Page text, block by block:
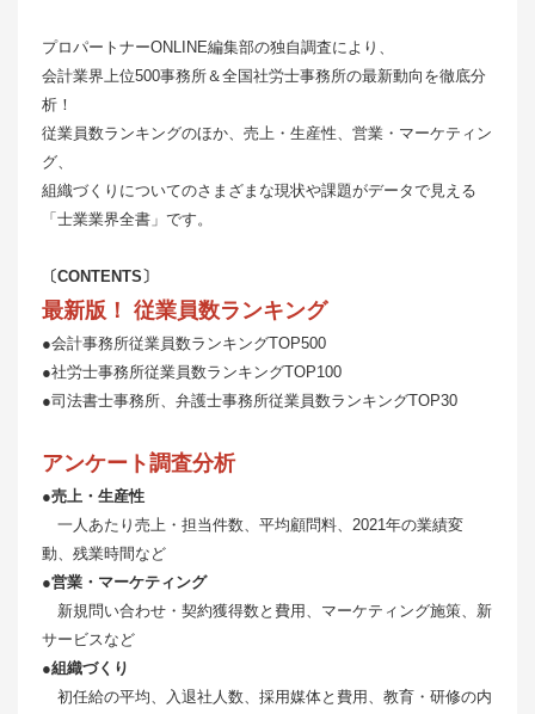
プロパートナーONLINE編集部の独自調査により、
会計業界上位500事務所＆全国社労士事務所の最新動向を徹底分
析！
従業員数ランキングのほか、売上・生産性、営業・マーケティン
グ、
組織づくりについてのさまざまな現状や課題がデータで見える
「士業業界全書」です。
〔CONTENTS〕
最新版！ 従業員数ランキング
●会計事務所従業員数ランキングTOP500
●社労士事務所従業員数ランキングTOP100
●司法書士事務所、弁護士事務所従業員数ランキングTOP30
アンケート調査分析
●売上・生産性
一人あたり売上・担当件数、平均顧問料、2021年の業績変
動、残業時間など
●営業・マーケティング
新規問い合わせ・契約獲得数と費用、マーケティング施策、新
サービスなど
●組織づくり
初任給の平均、入退社人数、採用媒体と費用、教育・研修の内